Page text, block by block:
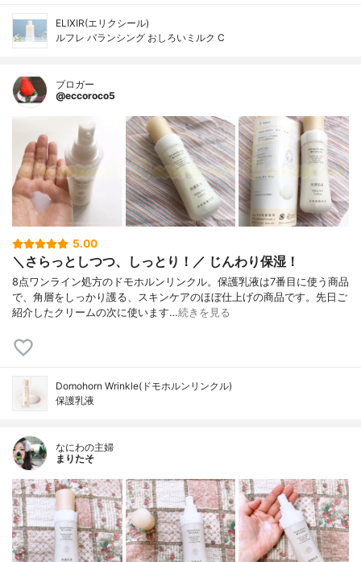
ELIXIR(エリクシール)
ルフレ バランシング おしろいミルク C
ブロガー
@eccoroco5
5.00
＼さらっとしつつ、しっとり！／ じんわり保湿！
8点ワンライン処方のドモホルンリンクル。保護乳液は7番目に使う商品
で、角層をしっかり護る、スキンケアのほぼ仕上げの商品です。先日ご
紹介したクリームの次に使います…続きを見る
Domohorn Wrinkle(ドモホルンリンクル)
保護乳液
なにわの主婦
まりたそ